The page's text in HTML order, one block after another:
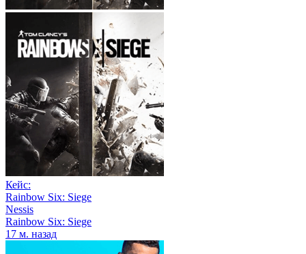
Кейс:
Rainbow Six: Siege
Nessis
Rainbow Six: Siege
17 м. назад